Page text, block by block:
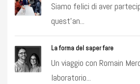
Siamo felici di aver
quest’an...
La forma del saper fare
Un viaggio con Romain
laboratorio...